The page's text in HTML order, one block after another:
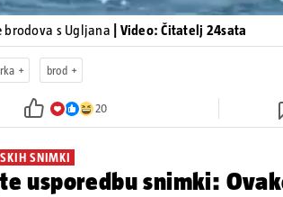
brodova s Ugljana | Video: Čitatelj 24sata
brod
20
SNIMKI
usporedbu snimki: